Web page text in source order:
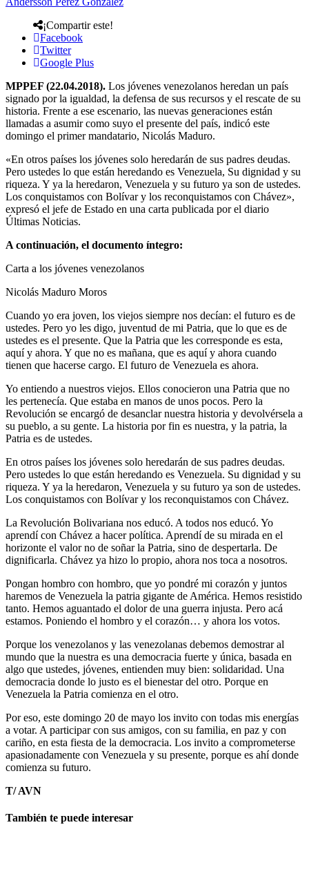
¡Compartir este!
Facebook
Twitter
Google Plus
MPPEF (22.04.2018). Los jóvenes venezolanos heredan un país
signado por la igualdad, la defensa de sus recursos y el rescate de su
historia. Frente a ese escenario, las nuevas generaciones están
llamadas a asumir como suyo el presente del país, indicó este
domingo el primer mandatario, Nicolás Maduro.
«En otros países los jóvenes solo heredarán de sus padres deudas.
Pero ustedes lo que están heredando es Venezuela, Su dignidad y su
riqueza. Y ya la heredaron, Venezuela y su futuro ya son de ustedes.
Los conquistamos con Bolívar y los reconquistamos con Chávez»,
expresó el jefe de Estado en una carta publicada por el diario
Últimas Noticias.
A continuación, el documento íntegro:
Carta a los jóvenes venezolanos
Nicolás Maduro Moros
Cuando yo era joven, los viejos siempre nos decían: el futuro es de
ustedes. Pero yo les digo, juventud de mi Patria, que lo que es de
ustedes es el presente. Que la Patria que les corresponde es esta,
aquí y ahora. Y que no es mañana, que es aquí y ahora cuando
tienen que hacerse cargo. El futuro de Venezuela es ahora.
Yo entiendo a nuestros viejos. Ellos conocieron una Patria que no
les pertenecía. Que estaba en manos de unos pocos. Pero la
Revolución se encargó de desanclar nuestra historia y devolvérsela a
su pueblo, a su gente. La historia por fin es nuestra, y la patria, la
Patria es de ustedes.
En otros países los jóvenes solo heredarán de sus padres deudas.
Pero ustedes lo que están heredando es Venezuela. Su dignidad y su
riqueza. Y ya la heredaron, Venezuela y su futuro ya son de ustedes.
Los conquistamos con Bolívar y los reconquistamos con Chávez.
La Revolución Bolivariana nos educó. A todos nos educó. Yo
aprendí con Chávez a hacer política. Aprendí de su mirada en el
horizonte el valor no de soñar la Patria, sino de despertarla. De
dignificarla. Chávez ya hizo lo propio, ahora nos toca a nosotros.
Pongan hombro con hombro, que yo pondré mi corazón y juntos
haremos de Venezuela la patria gigante de América. Hemos resistido
tanto. Hemos aguantado el dolor de una guerra injusta. Pero acá
estamos. Poniendo el hombro y el corazón… y ahora los votos.
Porque los venezolanos y las venezolanas debemos demostrar al
mundo que la nuestra es una democracia fuerte y única, basada en
algo que ustedes, jóvenes, entienden muy bien: solidaridad. Una
democracia donde lo justo es el bienestar del otro. Porque en
Venezuela la Patria comienza en el otro.
Por eso, este domingo 20 de mayo los invito con todas mis energías
a votar. A participar con sus amigos, con su familia, en paz y con
cariño, en esta fiesta de la democracia. Los invito a comprometerse
apasionadamente con Venezuela y su presente, porque es ahí donde
comienza su futuro.
T/ AVN
También te puede interesar